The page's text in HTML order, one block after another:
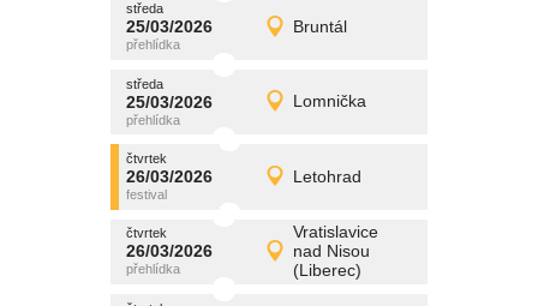
středa
25/03/2026 Bruntál
středa
25/03/2026 Detail
promítání
středa
25/03/2026 Lomnička
středa
25/03/2026 Detail
promítání
čtvrtek
26/03/2026 Letohrad
čtvrtek
26/03/2026 Detail
promítání
čtvrtek
26/03/2026
Vratislavice
nad Nisou
(Liberec)
čtvrtek
26/03/2026 Detail
promítání